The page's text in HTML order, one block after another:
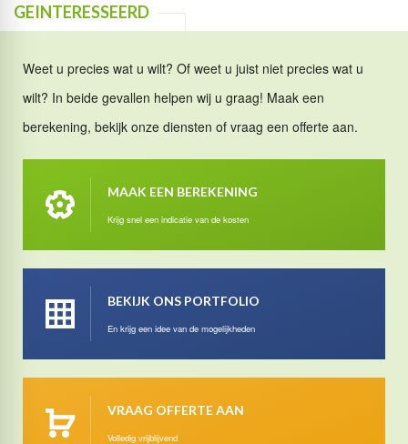
GEINTERESSEERD
Weet u precies wat u wilt? Of weet u juist niet precies wat u
wilt? In beide gevallen helpen wij u graag! Maak een
berekening, bekijk onze diensten of vraag een offerte aan.
MAAK EEN BEREKENING
Krijg snel een indicatie van de kosten
BEKIJK ONS PORTFOLIO
En krijg een idee van de mogelijkheden
VRAAG OFFERTE AAN
Volledig vrijblijvend